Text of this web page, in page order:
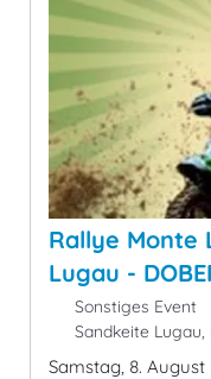
Rallye Monte
Lugau -
Sonstiges Event
Sandkeite Lugau,
Samstag, 8.